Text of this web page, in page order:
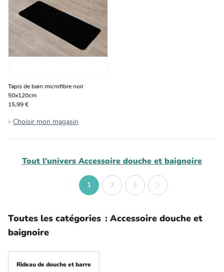
Tapis de bain microfibre noir
50x120cm
15,99 €
Choisir mon magasin
Tout l'univers Accessoire douche et baignoire
1 2 3
Toutes les catégories : Accessoire douche et
baignoire
Rideau de douche et barre